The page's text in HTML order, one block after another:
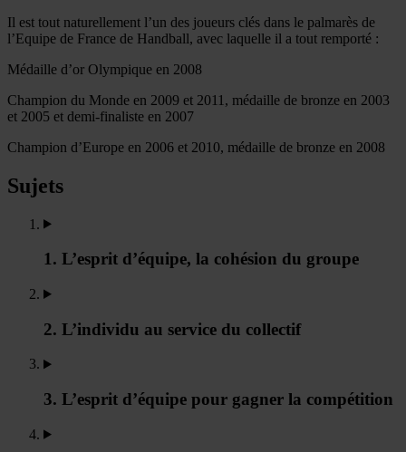
Il est tout naturellement l’un des joueurs clés dans le palmarès de
l’Equipe de France de Handball, avec laquelle il a tout remporté :
Médaille d’or Olympique en 2008
Champion du Monde en 2009 et 2011, médaille de bronze en 2003
et 2005 et demi-finaliste en 2007
Champion d’Europe en 2006 et 2010, médaille de bronze en 2008
Sujets
1. L’esprit d’équipe, la cohésion du groupe
2. L’individu au service du collectif
3. L’esprit d’équipe pour gagner la compétition